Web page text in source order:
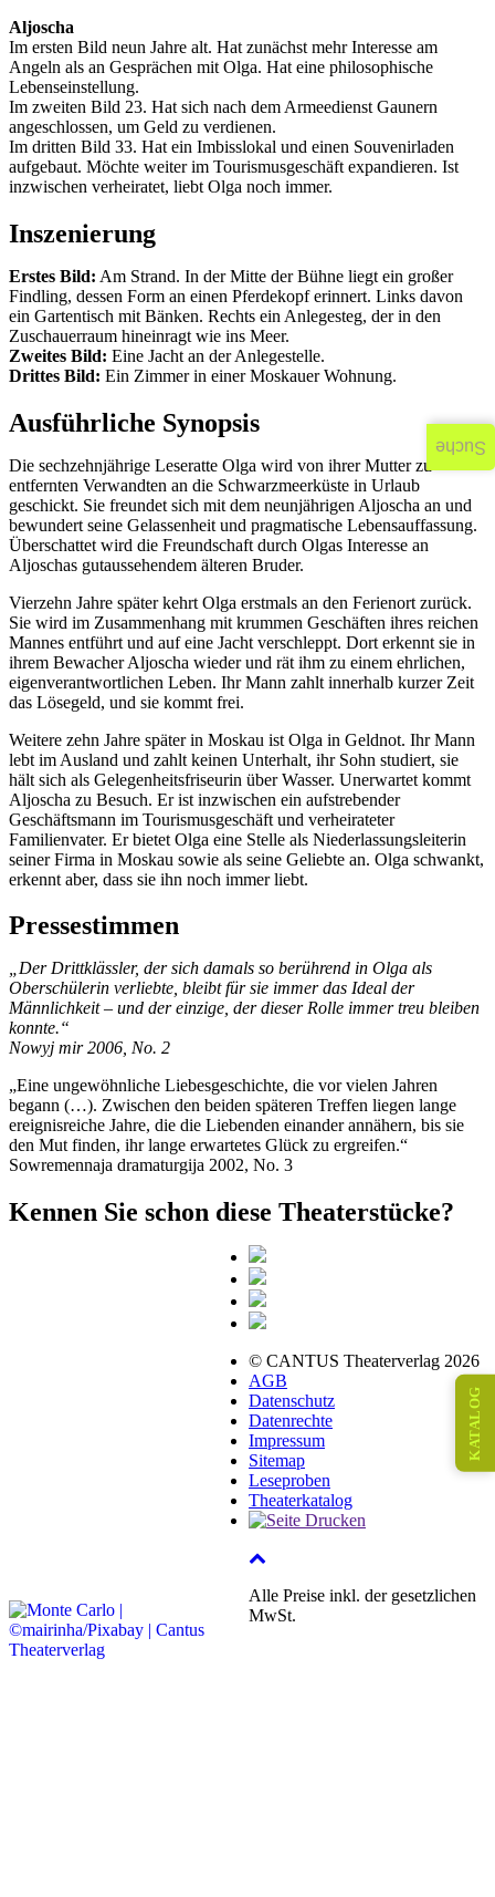
Aljoscha
Im ersten Bild neun Jahre alt. Hat zunächst mehr Interesse am
Angeln als an Gesprächen mit Olga. Hat eine philosophische
Lebenseinstellung.
Im zweiten Bild 23. Hat sich nach dem Armeedienst Gaunern
angeschlossen, um Geld zu verdienen.
Im dritten Bild 33. Hat ein Imbisslokal und einen Souvenirladen
aufgebaut. Möchte weiter im Tourismusgeschäft expandieren. Ist
inzwischen verheiratet, liebt Olga noch immer.
Inszenierung
Erstes Bild: Am Strand. In der Mitte der Bühne liegt ein großer
Findling, dessen Form an einen Pferdekopf erinnert. Links davon
ein Gartentisch mit Bänken. Rechts ein Anlegesteg, der in den
Zuschauerraum hineinragt wie ins Meer.
Zweites Bild: Eine Jacht an der Anlegestelle.
Drittes Bild: Ein Zimmer in einer Moskauer Wohnung.
Ausführliche Synopsis
Die sechzehnjährige Leseratte Olga wird von ihrer Mutter zu
entfernten Verwandten an die Schwarzmeerküste in Urlaub
geschickt. Sie freundet sich mit dem neunjährigen Aljoscha an und
bewundert seine Gelassenheit und pragmatische Lebensauffassung.
Überschattet wird die Freundschaft durch Olgas Interesse an
Aljoschas gutaussehendem älteren Bruder.
Vierzehn Jahre später kehrt Olga erstmals an den Ferienort zurück.
Sie wird im Zusammenhang mit krummen Geschäften ihres reichen
Mannes entführt und auf eine Jacht verschleppt. Dort erkennt sie in
ihrem Bewacher Aljoscha wieder und rät ihm zu einem ehrlichen,
eigenverantwortlichen Leben. Ihr Mann zahlt innerhalb kurzer Zeit
das Lösegeld, und sie kommt frei.
Weitere zehn Jahre später in Moskau ist Olga in Geldnot. Ihr Mann
lebt im Ausland und zahlt keinen Unterhalt, ihr Sohn studiert, sie
hält sich als Gelegenheitsfriseurin über Wasser. Unerwartet kommt
Aljoscha zu Besuch. Er ist inzwischen ein aufstrebender
Geschäftsmann im Tourismusgeschäft und verheirateter
Familienvater. Er bietet Olga eine Stelle als Niederlassungsleiterin
seiner Firma in Moskau sowie als seine Geliebte an. Olga schwankt,
erkennt aber, dass sie ihn noch immer liebt.
Pressestimmen
„Der Drittklässler, der sich damals so berührend in Olga als
Oberschülerin verliebte, bleibt für sie immer das Ideal der
Männlichkeit – und der einzige, der dieser Rolle immer treu bleiben
konnte.“
Nowyj mir 2006, No. 2
„Eine ungewöhnliche Liebesgeschichte, die vor vielen Jahren
begann (…). Zwischen den beiden späteren Treffen liegen lange
ereignisreiche Jahre, die die Liebenden einander annähern, bis sie
den Mut finden, ihr lange erwartetes Glück zu ergreifen.“
Sowremennaja dramaturgija 2002, No. 3
Kennen Sie schon diese Theaterstücke?
© CANTUS Theaterverlag 2026
AGB
Datenschutz
Datenrechte
Impressum
Sitemap
Leseproben
Theaterkatalog
Alle Preise inkl. der gesetzlichen
MwSt.
KATALOG
Suche